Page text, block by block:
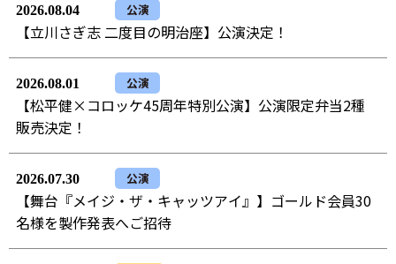
2026.08.04 公演
【立川さぎ志 二度目の明治座】公演決定！
2026.08.01 公演
【松平健×コロッケ45周年特別公演】公演限定弁当2種
販売決定！
2026.07.30 公演
【舞台『メイジ・ザ・キャッツアイ』】ゴールド会員30
名様を製作発表へご招待